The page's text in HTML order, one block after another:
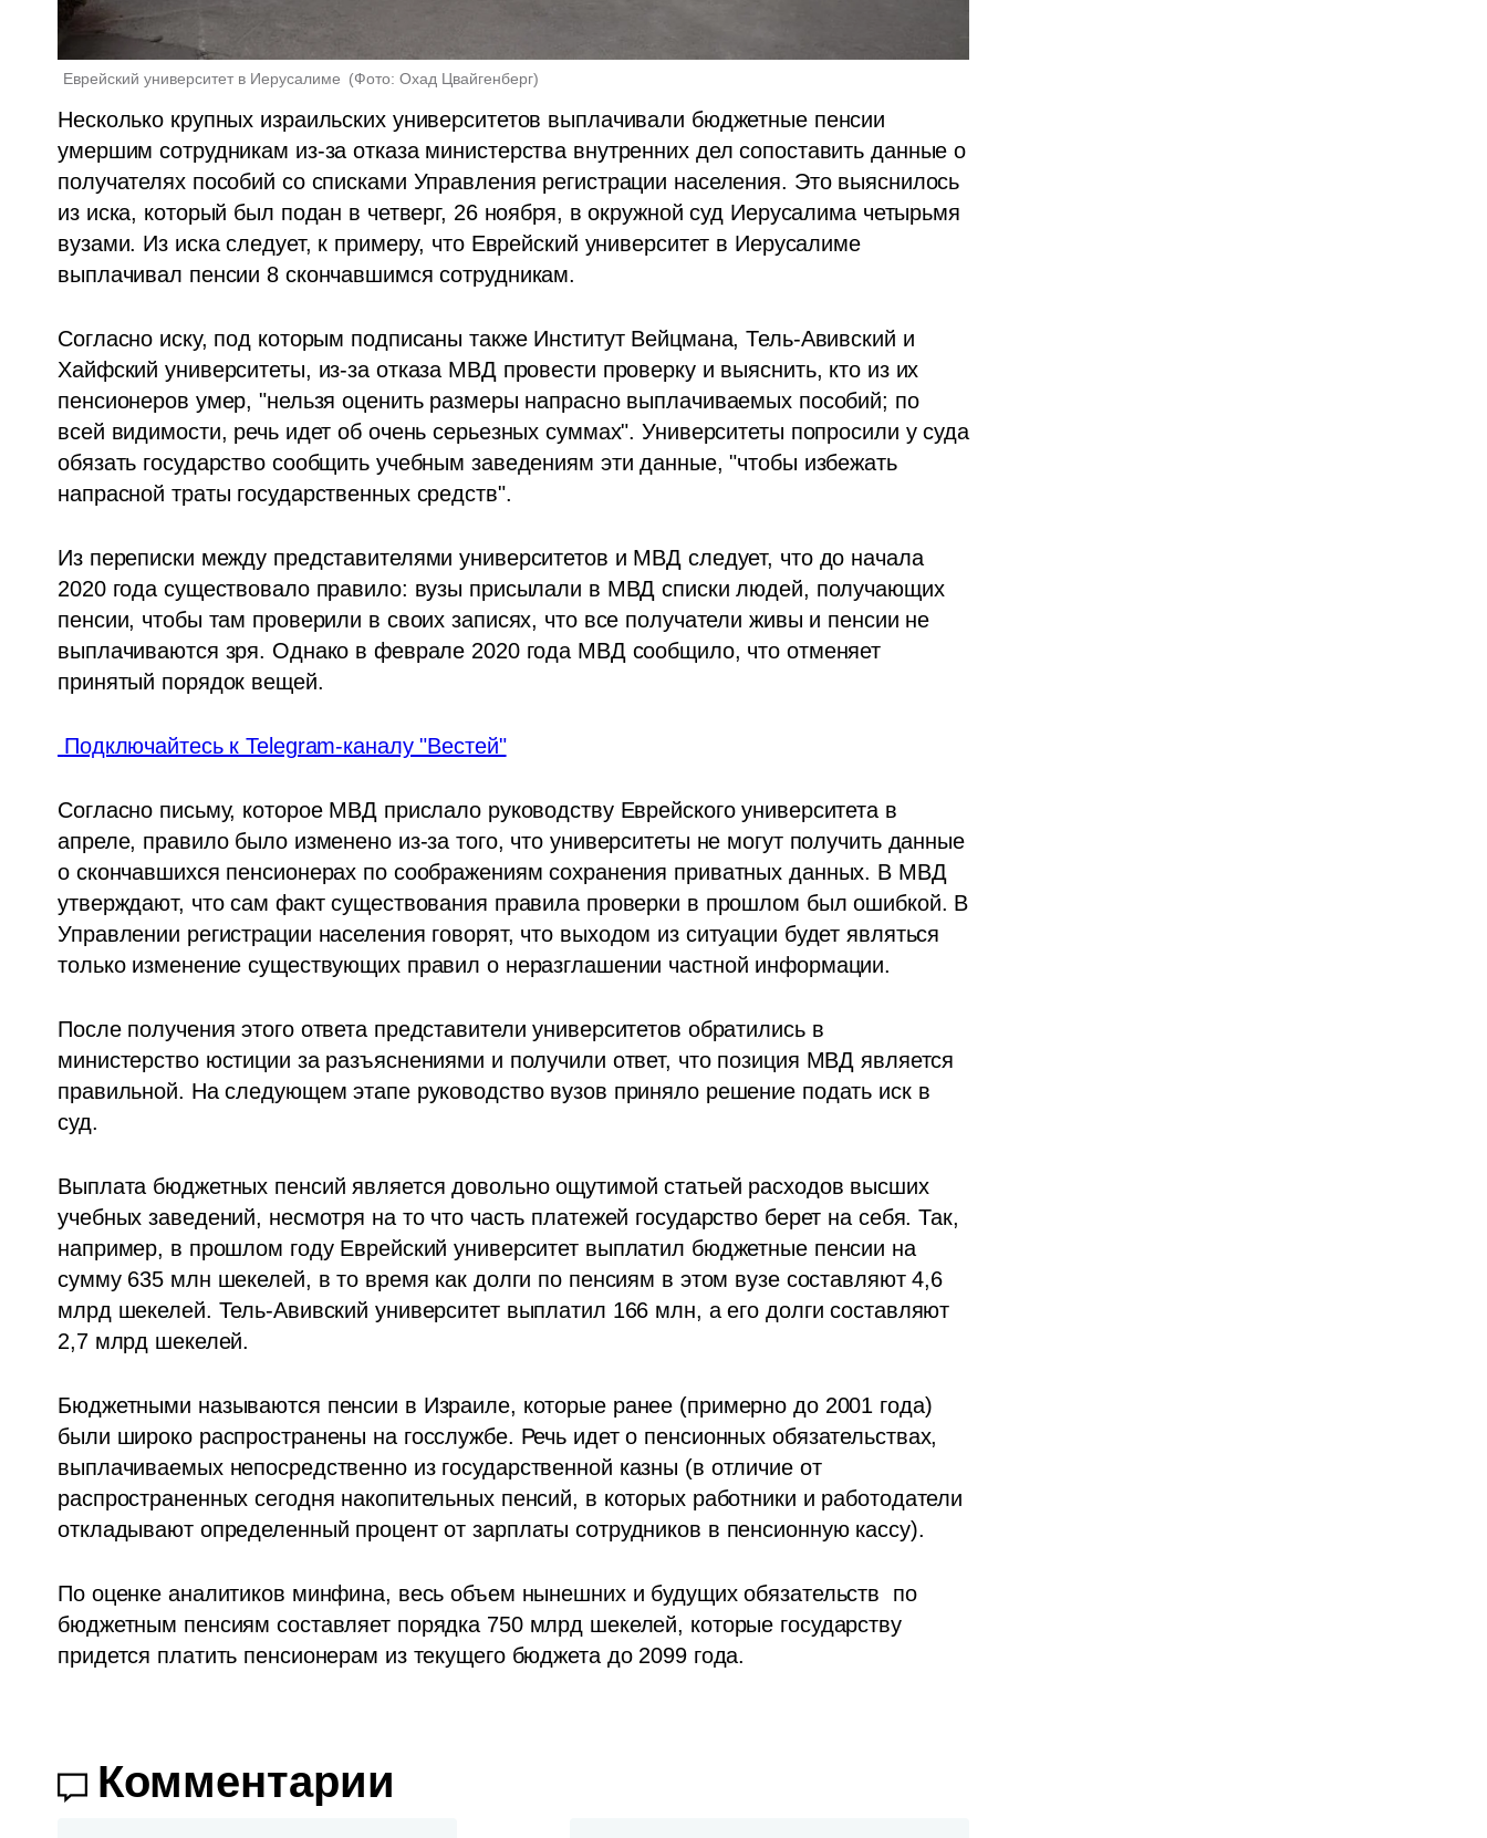
Еврейский университет в Иерусалиме (Фото: Охад Цвайгенберг)
Несколько крупных израильских университетов выплачивали бюджетные пенсии
умершим сотрудникам из-за отказа министерства внутренних дел сопоставить данные о
получателях пособий со списками Управления регистрации населения. Это выяснилось
из иска, который был подан в четверг, 26 ноября, в окружной суд Иерусалима четырьмя
вузами. Из иска следует, к примеру, что Еврейский университет в Иерусалиме
выплачивал пенсии 8 скончавшимся сотрудникам.
Согласно иску, под которым подписаны также Институт Вейцмана, Тель-Авивский и
Хайфский университеты, из-за отказа МВД провести проверку и выяснить, кто из их
пенсионеров умер, "нельзя оценить размеры напрасно выплачиваемых пособий; по
всей видимости, речь идет об очень серьезных суммах". Университеты попросили у суда
обязать государство сообщить учебным заведениям эти данные, "чтобы избежать
напрасной траты государственных средств".
Из переписки между представителями университетов и МВД следует, что до начала
2020 года существовало правило: вузы присылали в МВД списки людей, получающих
пенсии, чтобы там проверили в своих записях, что все получатели живы и пенсии не
выплачиваются зря. Однако в феврале 2020 года МВД сообщило, что отменяет
принятый порядок вещей.
Подключайтесь к Telegram-каналу "Вестей"
Согласно письму, которое МВД прислало руководству Еврейского университета в
апреле, правило было изменено из-за того, что университеты не могут получить данные
о скончавшихся пенсионерах по соображениям сохранения приватных данных. В МВД
утверждают, что сам факт существования правила проверки в прошлом был ошибкой. В
Управлении регистрации населения говорят, что выходом из ситуации будет являться
только изменение существующих правил о неразглашении частной информации.
После получения этого ответа представители университетов обратились в
министерство юстиции за разъяснениями и получили ответ, что позиция МВД является
правильной. На следующем этапе руководство вузов приняло решение подать иск в
суд.
Выплата бюджетных пенсий является довольно ощутимой статьей расходов высших
учебных заведений, несмотря на то что часть платежей государство берет на себя. Так,
например, в прошлом году Еврейский университет выплатил бюджетные пенсии на
сумму 635 млн шекелей, в то время как долги по пенсиям в этом вузе составляют 4,6
млрд шекелей. Тель-Авивский университет выплатил 166 млн, а его долги составляют
2,7 млрд шекелей.
Бюджетными называются пенсии в Израиле, которые ранее (примерно до 2001 года)
были широко распространены на госслужбе. Речь идет о пенсионных обязательствах,
выплачиваемых непосредственно из государственной казны (в отличие от
распространенных сегодня накопительных пенсий, в которых работники и работодатели
откладывают определенный процент от зарплаты сотрудников в пенсионную кассу).
По оценке аналитиков минфина, весь объем нынешних и будущих обязательств  по
бюджетным пенсиям составляет порядка 750 млрд шекелей, которые государству
придется платить пенсионерам из текущего бюджета до 2099 года.
Комментарии